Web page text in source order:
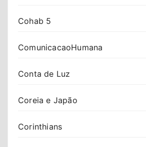
Cohab 5
ComunicacaoHumana
Conta de Luz
Coreia e Japão
Corinthians